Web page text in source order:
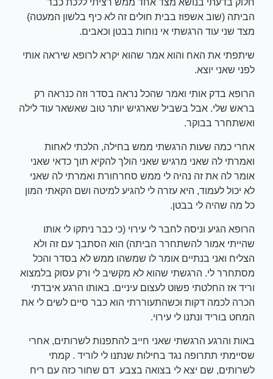
חלוק בדעתי בנושא מצד אחד ממש רציתי ללכת כבר
הביתה (שוב אשפוז בבית חולים זה לא כיף בלשון המעטה)
מצד שני עוד הרגשתי אי נוחות בבטן וכאבים.
שיתפתי את האח והוא אמר שהוא יקרא לרופא שיראה אותי
לפני שאני יוצא.
הרופא בדק אותי ואמר שהכל נראה בסדר וזה כנראה רק
בראש שלי. אבל בשביל שארגיש יותר טוב שאשאר עוד לילה
ואשתחרר בבוקר.
אחרי כמה שעות הרגשתי ממש בחילה, הלכתי לאחות
ואמרתי לה שאני מרגיש שאני הולך להקיא תוך כדאי שאני
אומר לה את זה נהיה לי ממש סחרחורת ואמרתי לה שאני
לא יכול לעמוד, היא עזרה לי להגיע למיטה ושם הקאתי המון
כל מה שהיה לי בבטן.
הרופא הגיע וניסה לחבר לי עירוי (כי כבר ניתקו לי אותו
שהייתי אמור להשתחרר הביתה) הוא הסתבך עם זה ולא
הצליח ואני בנתיים אומר לו שמשהו ממש לא בסדר והכל
מסתחרר לי. הרגשתי שהוא לא מקשיב לי ורק עסוק בלמצוא
וריד אז החלטתי פשוט לעצום עיניים. באותו הרגע איבדתי
הכרה לכמה דקות וכשהתעוררתי הוא כבר סיים לשים לי את
המחט בוריד ונתנו לי עירוי.
באות והרגע הרגשתי שאני חייב להתפנות לשרותים, אחרי
שסיימתי תתרופה נגד בחילות שנתנו לי לוריד . קמתי
לשרותים, שם יצא לי בצואה בצבע דם שחור כזה עם ריח